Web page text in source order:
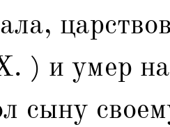
) и умер
сыну